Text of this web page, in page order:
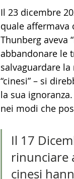
Il 23 dicembre
quale affermava
Thunberg aveva
abbandonare le
salvaguardare
“cinesi” – si
la sua
nei modi che
Il 17
rinunciare
cinesi